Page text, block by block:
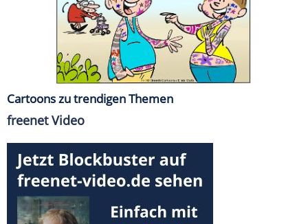
Cartoons zu trendigen Themen
freenet Video